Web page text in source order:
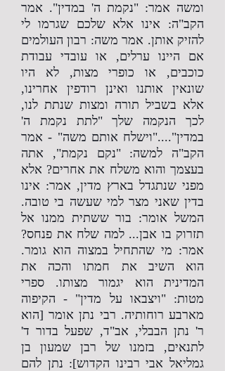
ומשה אמר: "נקמת ה' במדין". אמר
הקב"ה: אינו אלא שלכם שגרמו לי
להזיק אותן. אמר משה: רבון העולמים
אם היינו ערלים, או עובדי עבודת
כוכבים, או כופרי מצות, לא היו
שונאין אותנו ואינן רודפין אחרינו,
אלא בשביל תורה ומצות שנתת לנו,
לכך הנקמה שלך "לתת נקמת ה'
במדין"...."וישלח אותם משה" - אמר
הקב"ה למשה: "נקם נקמת", אתה
בעצמך והוא משלח את אחרים? אלא
מפני שנתגדל בארץ מדין, אמר: אינו
בדין שאני מצר למי שעשה בי טובה.
המשל אומר: בור ששתית ממנו אל
תזרוק בו אבן... למה שלח את פנחס?
אמר: מי שהתחיל במצוה הוא גומר.
הוא השיב את חמתו והכה את
המדינית הוא יגמור מצותו. ספרי
מטות: "ויצבאו על מדין" - הקיפוה
מארבע רוחותיה. רבי נתן אומר [הוא
ר' נתן הבבלי, אב"ד, שפעל בדור ד'
לתנאים, בזמנו של רבן שמעון בן
גמליאל אבי רבינו הקדוש]: נתן להם